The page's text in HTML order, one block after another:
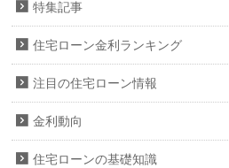
特集記事
住宅ローン金利ランキング
注目の住宅ローン情報
金利動向
住宅ローンの基礎知識